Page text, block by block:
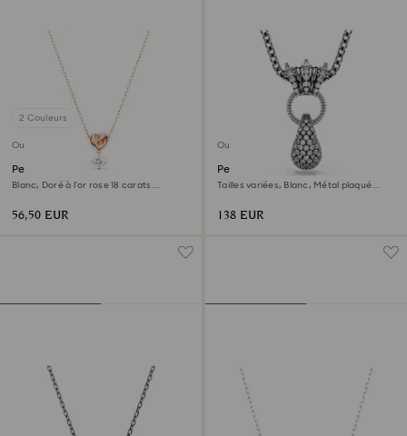
2 Couleurs
Outlet
Pendentif Lifelong Heart
Blanc, Doré à l’or rose 18 carats
56,50 EUR
Outlet
Pendentif Sublima
Tailles variées, Blanc, Métal plaqué
138 EUR